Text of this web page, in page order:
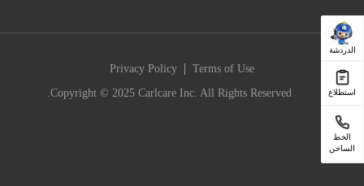
الدردشة
استطلاع
الخط
الساخن
Privacy Policy | Terms of Use
Copyright © 2025 Carlcare Inc. All Rights Reserved.